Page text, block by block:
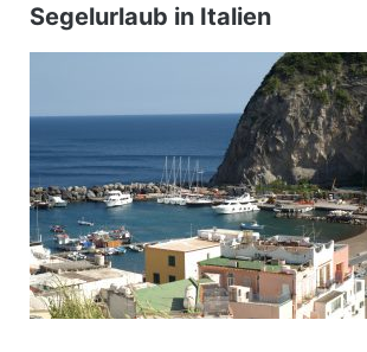
Segelurlaub in Italien